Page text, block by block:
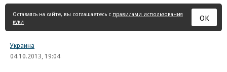
страница
Оставаясь на сайте, вы соглашаетесь с правилами использования
куки
ОК
Украина
04.10.2013, 19:04